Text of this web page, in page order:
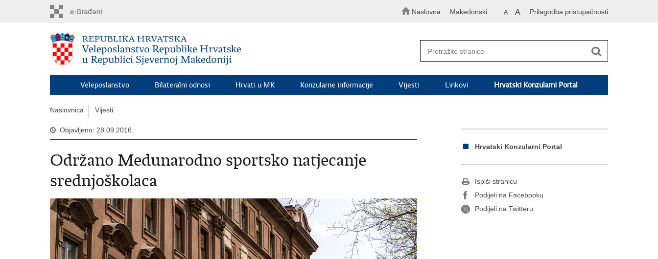
Naslovna Makedonski A A Prilagodba pristupačnosti
Veleposlanstvo Bilateralni odnosi Hrvati u MK Konzularne informacije Vijesti Linkovi Hrvatski Konzularni Portal
Naslovnica Vijesti
Objavljeno: 28.09.2016.
Održano Medunarodno sportsko natjecanje
srednjoškolaca
Hrvatski Konzularni Portal
Ispiši stranicu
Podijeli na Facebooku
Podijeli na Twitteru